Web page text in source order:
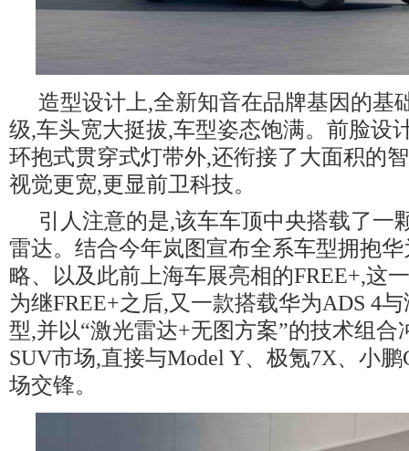
造型设计上,全新知音在品牌基因的基
级,车头宽大挺拔,车型姿态饱满。前脸设
环抱式贯穿式灯带外,还衔接了大面积的
视觉更宽,更显前卫科技。
引人注意的是,该车车顶中央搭载了一
雷达。结合今年岚图宣布全系车型拥抱
略、以及此前上海车展亮相的FREE+,这
为继FREE+之后,又一款搭载华为ADS 4
型,并以“激光雷达+无图方案”的技术组合
SUV市场,直接与Model Y、极氪7X、小
场交锋。